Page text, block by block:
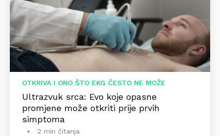
OTKRIVA I ONO ŠTO EKG ČESTO NE MOŽE
Ultrazvuk srca: Evo koje opasne
promjene može otkriti prije prvih
simptoma
2 min čitanja